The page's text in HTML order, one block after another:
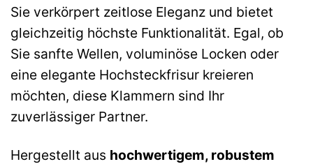
Sie verkörpert zeitlose Eleganz und bietet
gleichzeitig höchste Funktionalität. Egal, ob
Sie sanfte Wellen, voluminöse Locken oder
eine elegante Hochsteckfrisur kreieren
möchten, diese Klammern sind Ihr
zuverlässiger Partner.
Hergestellt aus hochwertigem, robustem